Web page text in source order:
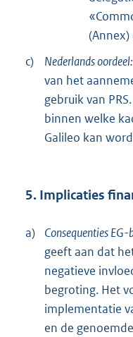
(Annex)
c)
Nederlands oordeel:
van het
gebruik van
binnen welke
Galileo kan
5. Implicaties
a) Consequenties
geeft aan dat
negatieve
begroting. Het
implementatie
en de